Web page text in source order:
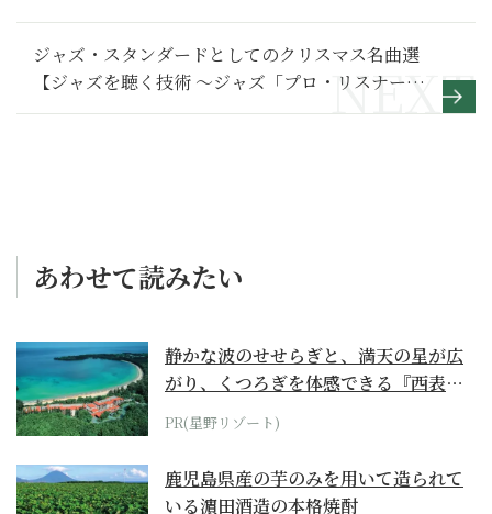
消えたミステリー
ジャズ・スタンダードとしてのクリスマス名曲選
【ジャズを聴く技術 〜ジャズ「プロ・リスナー」
への道34】
あわせて読みたい
静かな波のせせらぎと、満天の星が広
がり、くつろぎを体感できる『西表島
ホテル by...
PR(星野リゾート)
鹿児島県産の芋のみを用いて造られて
いる濵田酒造の本格焼酎